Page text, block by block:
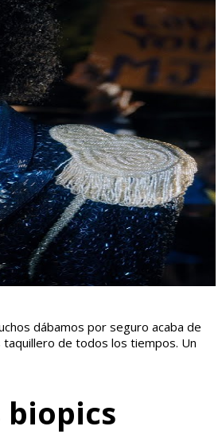
dábamos por seguro acaba de
taquillero de todos los tiempos. Un